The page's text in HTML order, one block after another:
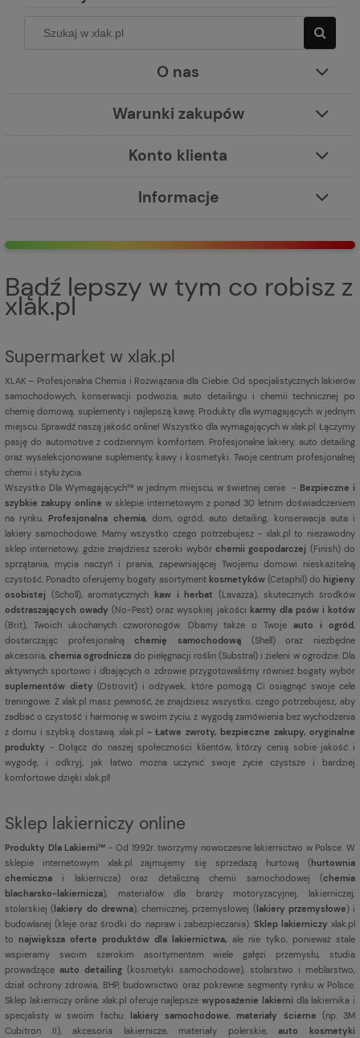
O nas
Warunki zakupów
Konto klienta
Informacje
Bądź lepszy w tym co robisz z
xlak.pl
Supermarket w xlak.pl
XLAK – Profesjonalna Chemia i Rozwiązania dla Ciebie. Od specjalistycznych lakierów
samochodowych, konserwacji podwozia, auto detailingu i chemii technicznej po
chemię domową, suplementy i najlepszą kawę. Produkty dla wymagających w jednym
miejscu. Sprawdź naszą jakość online! Wszystko dla wymagających w xlak.pl. Łączymy
pasję do automotive z codziennym komfortem. Profesjonalne lakiery, auto detailing
oraz wyselekcjonowane suplementy, kawy i kosmetyki. Twoje centrum profesjonalnej
chemii i stylu życia.
Wszystko Dla Wymagających™ w jednym miejscu, w świetnej cenie - Bezpieczne i
szybkie zakupy online w sklepie internetowym z ponad 30 letnim doświadczeniem
na rynku. Profesjonalna chemia, dom, ogród, auto detailing, konserwacja auta i
lakiery samochodowe. Mamy wszystko czego potrzebujesz - xlak.pl to niezawodny
sklep internetowy, gdzie znajdziesz szeroki wybórchemii gospodarczej (Finish) do
sprzątania, mycia naczyń i prania, zapewniającej Twojemu domowi nieskazitelną
czystość. Ponadto oferujemy bogaty asortyment kosmetyków (Cetaphil) do higieny
osobistej (Scholl), aromatycznych kaw i herbat (Lavazza), skutecznych środków
odstraszających owady(No-Pest) oraz wysokiej jakości karmy dla psów i kotów
(Brit), Twoich ukochanych czworonogów. Dbamy także o Twojeauto i ogród,
dostarczając profesjonalnąchemię samochodową (Shell) oraz niezbędne
akcesoria,chemia ogrodnicza do pielęgnacji roślin (Substral) i zieleni w ogrodzie. Dla
aktywnych sportowo i dbających o zdrowie przygotowaliśmy również bogaty wybór
suplementów diety (Ostrovit) i odżywek, które pomogą Ci osiągnąć swoje cele
treningowe. Z xlak.pl masz pewność, że znajdziesz wszystko, czego potrzebujesz, aby
zadbać o czystość i harmonię w swoim życiu, z wygodą zamówienia bez wychodzenia
z domu i szybką dostawą. xlak.pl - Łatwe zwroty, bezpieczne zakupy, oryginalne
produkty - Dołącz do naszej społeczności klientów, którzy cenią sobie jakość i
wygodę, i odkryj, jak łatwo można uczynić swoje życie czystsze i bardziej
komfortowe dzięki xlak.pl!
Sklep lakierniczy online
Produkty Dla Lakierni™ - Od 1992r. tworzymy nowoczesne lakiernictwo w Polsce. W
sklepie internetowym xlak.pl zajmujemy się sprzedażą hurtową ( hurtownia
chemiczna i lakiernicza) oraz detaliczną chemii samochodowej (chemia
blacharsko-lakiernicza), materiałów dla branży motoryzacyjnej, lakierniczej,
stolarskiej ( lakiery do drewna), chemicznej, przemysłowej ( lakiery przemysłowe) i
budowlanej (kleje oraz środki do napraw i zabezpieczania). Sklep lakierniczy xlak.pl
tonajwiększa oferta produktów dla lakiernictwa,ale nie tylko, ponieważ stale
wspieramy swoim szerokim asortymentem wiele gałęzi przemysłu, studia
prowadząceauto detailing(kosmetyki samochodowe), stolarstwo i meblarstwo,
dział ochrony zdrowia, BHP, budownictwo oraz pokrewne segmenty rynku w Polsce.
Sklep lakierniczy online xlak.pl oferuje najlepszewyposażenie lakierni dla lakiernika i
specjalisty w swoim fachu:
lakiery samochodowe,materiały ścierne (np. 3M
Cubitron II), akcesoria lakiernicze, materiały polerskie,auto kosmetyki